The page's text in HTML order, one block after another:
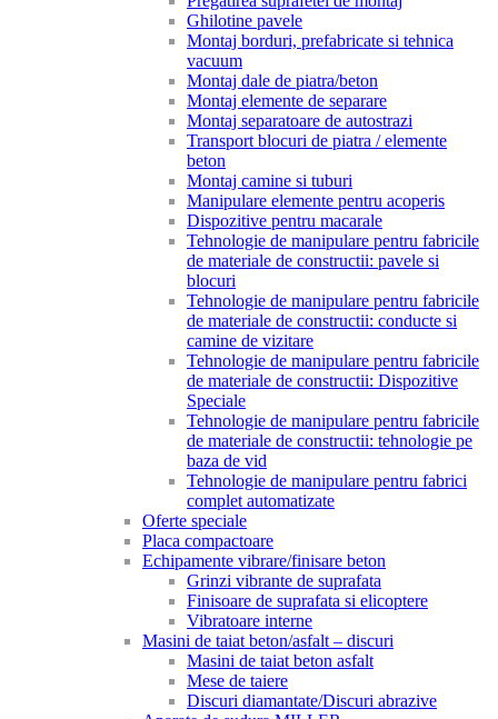
Ghilotine pavele
Montaj borduri, prefabricate si tehnica
vacuum
Montaj dale de piatra/beton
Montaj elemente de separare
Montaj separatoare de autostrazi
Transport blocuri de piatra / elemente
beton
Montaj camine si tuburi
Manipulare elemente pentru acoperis
Dispozitive pentru macarale
Tehnologie de manipulare pentru fabricile
de materiale de constructii: pavele si
blocuri
Tehnologie de manipulare pentru fabricile
de materiale de constructii: conducte si
camine de vizitare
Tehnologie de manipulare pentru fabricile
de materiale de constructii: Dispozitive
Speciale
Tehnologie de manipulare pentru fabricile
de materiale de constructii: tehnologie pe
baza de vid
Tehnologie de manipulare pentru fabrici
complet automatizate
Oferte speciale
Placa compactoare
Echipamente vibrare/finisare beton
Grinzi vibrante de suprafata
Finisoare de suprafata si elicoptere
Vibratoare interne
Masini de taiat beton/asfalt – discuri
Masini de taiat beton asfalt
Mese de taiere
Discuri diamantate/Discuri abrazive